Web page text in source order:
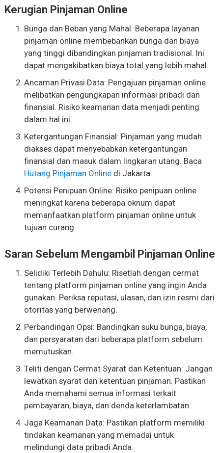
Kerugian Pinjaman Online
Bunga dan Beban yang Mahal: Beberapa layanan
pinjaman online membebankan bunga dan biaya
yang tinggi dibandingkan pinjaman tradisional. Ini
dapat mengakibatkan biaya total yang lebih mahal.
Ancaman Privasi Data: Pengajuan pinjaman online
melibatkan pengungkapan informasi pribadi dan
finansial. Risiko keamanan data menjadi penting
dalam hal ini.
Ketergantungan Finansial: Pinjaman yang mudah
diakses dapat menyebabkan ketergantungan
finansial dan masuk dalam lingkaran utang. Baca
Hutang Pinjaman Onlinedi Jakarta.
Potensi Penipuan Online: Risiko penipuan online
meningkat karena beberapa oknum dapat
memanfaatkan platform pinjaman online untuk
tujuan curang.
Saran Sebelum Mengambil Pinjaman Online
Selidiki Terlebih Dahulu: Risetlah dengan cermat
tentang platform pinjaman online yang ingin Anda
gunakan. Periksa reputasi, ulasan, dan izin resmi dari
otoritas yang berwenang.
Perbandingan Opsi: Bandingkan suku bunga, biaya,
dan persyaratan dari beberapa platform sebelum
memutuskan.
Teliti dengan Cermat Syarat dan Ketentuan: Jangan
lewatkan syarat dan ketentuan pinjaman. Pastikan
Anda memahami semua informasi terkait
pembayaran, biaya, dan denda keterlambatan.
Jaga Keamanan Data: Pastikan platform memiliki
tindakan keamanan yang memadai untuk
melindungi data pribadi Anda.